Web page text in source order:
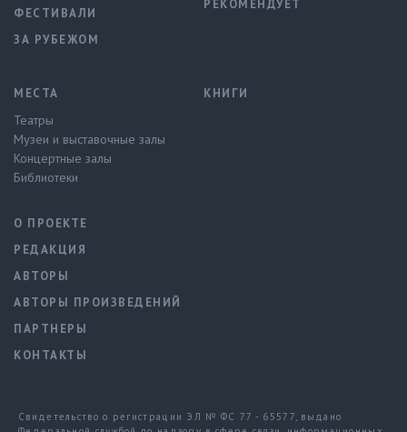
ФЕСТИВАЛИ
ЗА РУБЕЖОМ
РЕКОМЕНДУЕТ
МЕСТА
Театры
Музеи и выставочные залы
Концертные залы
Библиотеки
КНИГИ
О ПРОЕКТЕ
РЕДАКЦИЯ
АВТОРЫ
АВТОРЫ ПРОИЗВЕДЕНИЙ
ПАРТНЕРЫ
КОНТАКТЫ
Свидетельство о регистрации ЭЛ № ФС 77 - 65577, выдано